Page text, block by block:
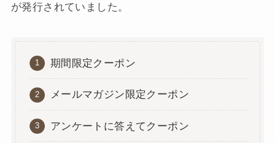
が発行されていました。
期間限定クーポン
メールマガジン限定クーポン
アンケートに答えてクーポン